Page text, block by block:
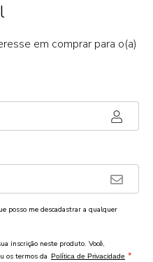
em comprar para o(a)
posso me descadastrar a qualquer
inscrição neste produto. Você,
os termos da Política de Privacidade *